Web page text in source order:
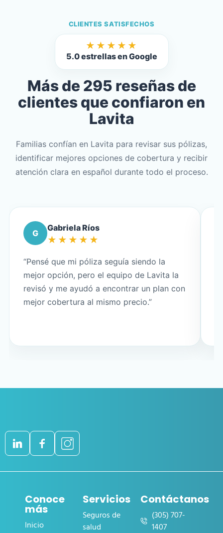
CLIENTES SATISFECHOS
★★★★★
5.0 estrellas en Google
Más de 295 reseñas de
clientes que confiaron en
Lavita
Familias confían en Lavita para revisar sus pólizas,
identificar mejores opciones de cobertura y recibir
atención clara en español durante todo el proceso.
G
Gabriela Ríos
★★★★★
“Pensé que mi póliza seguía siendo la
mejor opción, pero el equipo de Lavita la
revisó y me ayudó a encontrar un plan con
mejor cobertura al mismo precio.”
Conoce
más
Inicio
Servicios
Seguros de
salud
Contáctanos
(305) 707-
1407